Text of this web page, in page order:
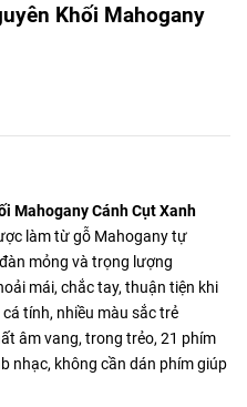
Khối Mahogany
Mahogany Cánh Cụt Xanh
làm từ gỗ Mahogany tự
mỏng và trọng lượng
mái, chắc tay, thuận tiện khi
tính, nhiều màu sắc trẻ
âm vang, trong trẻo, 21 phím
nhạc, không cần dán phím giúp